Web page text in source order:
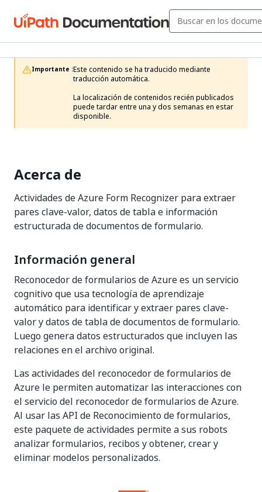
Importante :Este contenido se ha traducido mediante
traducción automática.
La localización de contenidos recién publicados
puede tardar entre una y dos semanas en estar
disponible.
Acerca de
Actividades de Azure Form Recognizer para extraer
pares clave-valor, datos de tabla e información
estructurada de documentos de formulario.
Información general
Reconocedor de formularios de Azure es un servicio
cognitivo que usa tecnología de aprendizaje
automático para identificar y extraer pares clave-
valor y datos de tabla de documentos de formulario.
Luego genera datos estructurados que incluyen las
relaciones en el archivo original.
Las actividades del reconocedor de formularios de
Azure le permiten automatizar las interacciones con
el servicio del reconocedor de formularios de Azure.
Al usar las API de Reconocimiento de formularios,
este paquete de actividades permite a sus robots
analizar formularios, recibos y obtener, crear y
eliminar modelos personalizados.